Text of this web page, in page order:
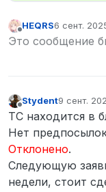
Не в сети
HEQRS6 сент.
Это сообщение
Не в сети
Stydent9 сент.
ТС находится в
Нет
Отклонено.
Следующую
недели, стоит